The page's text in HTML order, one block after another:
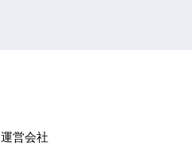
運営会社